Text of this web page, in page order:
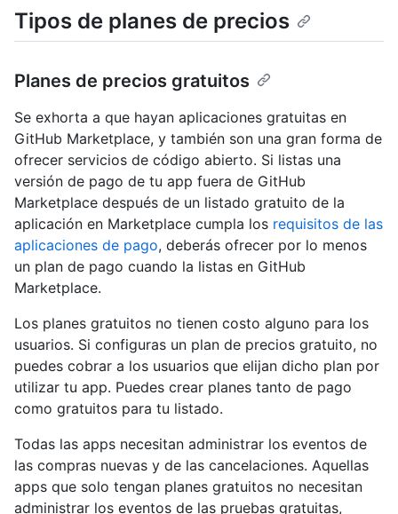
Tipos de planes de precios
Planes de precios gratuitos
Se exhorta a que hayan aplicaciones gratuitas en
GitHub Marketplace, y también son una gran forma de
ofrecer servicios de código abierto. Si listas una
versión de pago de tu app fuera de GitHub
Marketplace después de un listado gratuito de la
aplicación en Marketplace cumpla los requisitos de las
aplicaciones de pago, deberás ofrecer por lo menos
un plan de pago cuando la listas en GitHub
Marketplace.
Los planes gratuitos no tienen costo alguno para los
usuarios. Si configuras un plan de precios gratuito, no
puedes cobrar a los usuarios que elijan dicho plan por
utilizar tu app. Puedes crear planes tanto de pago
como gratuitos para tu listado.
Todas las apps necesitan administrar los eventos de
las compras nuevas y de las cancelaciones. Aquellas
apps que solo tengan planes gratuitos no necesitan
administrar los eventos de las pruebas gratuitas,